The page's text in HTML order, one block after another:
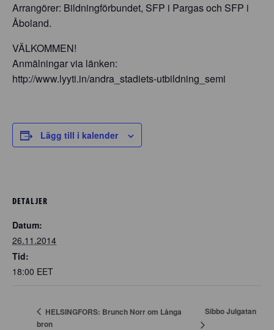
Arrangörer: Bildningförbundet, SFP i Pargas och SFP i
Åboland.
VÄLKOMMEN!
Anmälningar via länken:
http://www.lyyti.in/andra_stadiets-utbildning_semi
Lägg till i kalender
DETALJER
Datum:
26.11.2014
Tid:
18:00 EET
HELSINGFORS: Brunch Norr om Långa
bron
Sibbo Julgatan